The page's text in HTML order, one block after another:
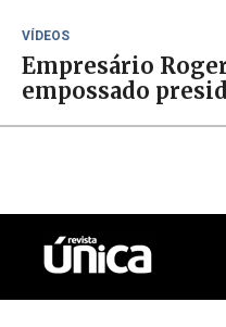
VÍDEOS
Empresário
empossado